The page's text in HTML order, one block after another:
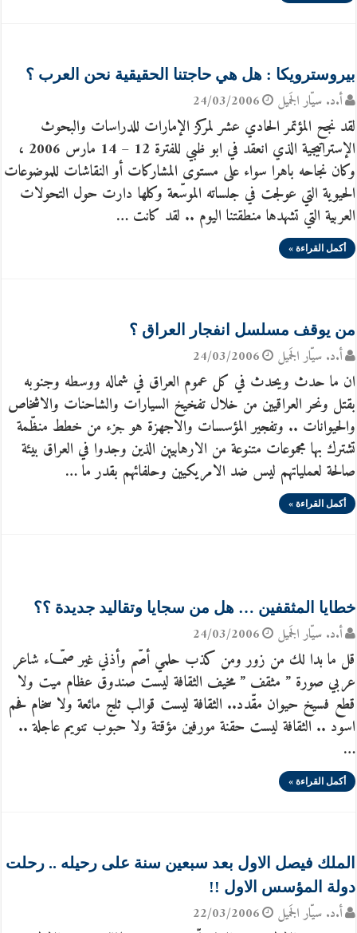
بيروسترويكا : هل هي حاجتنا الحقيقية نحن العرب ؟
أ.د. سيّار الجَميل 24/03/2006
لقد نجح المؤتمر الحادي عشر لمركز الإمارات للدراسات والبحوث
الإستراتيجية الذي انعقد في ابو ظبي للفترة 12 – 14 مارس 2006 ،
وكان نجاحه باهرا سواء على مستوى المشاركات أو النقاشات للموضوعات
الحيوية التي عولجت في جلساته الموسّعة وكلها دارت حول التحولات
العربية التي تشهدها منطقتنا اليوم .. لقد كانت …
أكمل القراءة »
من يوقف مسلسل انفجار العراق ؟
أ.د. سيّار الجَميل 24/03/2006
ان ما حدث ويحدث في كل عموم العراق في شماله ووسطه وجنوبه
بقتل ونحر العراقيين من خلال تفخيخ السيارات والشاحنات والاشخاص
والحيوانات .. وتفجير المؤسسات والاجهزة هو جزء من خطط منظّمة
تشترك بها مجموعات متنوعة من الارهابيين الذين وجدوا في العراق بيئة
صالحة لعملياتهم ليس ضد الامريكيين وحلفائهم بقدر ما …
أكمل القراءة »
خطايا المثقفين … هل من سجايا وتقاليد جديدة ؟؟
أ.د. سيّار الجَميل 24/03/2006
قل ما بدا لك من زور ومن كذب حلمي أصّم وأذني غير صمّـــاء شاعر
عربي صورة ” مثقف ” مخيف الثقافة ليست صندوق عظام ميت ولا
قطع فسيخ حيوان مقّدد.. الثقافة ليست قوالب ثلج مائعة ولا سخام فحم
اسود .. الثقافة ليست حقنة مورفين مؤقتة ولا حبوب تنويم عاجلة ..
…
أكمل القراءة »
الملك فيصل الاول بعد سبعين سنة على رحيله .. رحلت
دولة المؤسس الاول !!
أ.د. سيّار الجَميل 22/03/2006